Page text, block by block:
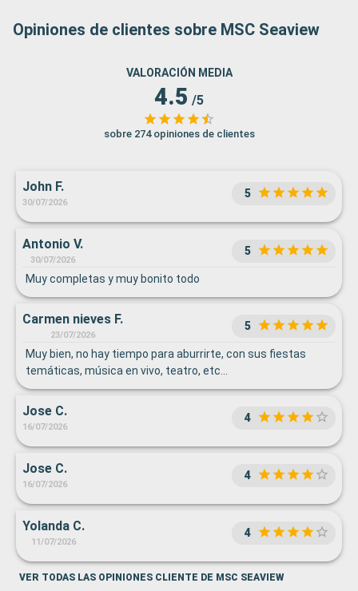
Opiniones de clientes sobre MSC Seaview
VALORACIÓN MEDIA
4.5 /5
sobre 274 opiniones de clientes
John F.
30/07/2026
5
Antonio V.
30/07/2026
5
Muy completas y muy bonito todo
Carmen nieves F.
23/07/2026
5
Muy bien, no hay tiempo para aburrirte, con sus fiestas
temáticas, música en vivo, teatro, etc...
Jose C.
16/07/2026
4
Jose C.
16/07/2026
4
Yolanda C.
11/07/2026
4
VER TODAS LAS OPINIONES CLIENTE DE MSC SEAVIEW